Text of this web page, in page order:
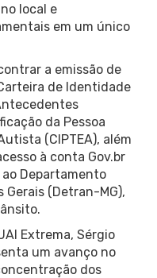
local e
em um único
a emissão de
de Identidade
da Pessoa
(CIPTEA), além
à conta Gov.br
Departamento
Gerais (Detran-MG),
Extrema, Sérgio
um avanço no
dos